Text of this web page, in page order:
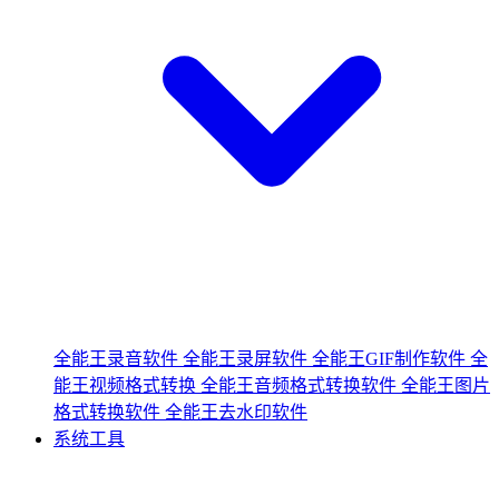
全能王录音软件 全能王录屏软件 全能王GIF制作软件 全
能王视频格式转换 全能王音频格式转换软件 全能王图片
格式转换软件 全能王去水印软件
系统工具